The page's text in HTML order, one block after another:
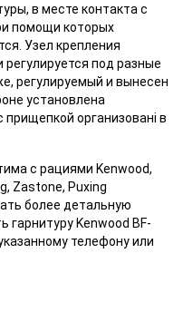
в месте контакта с
помощи которых
Узел крепления
под разные
регулируемый и вынесен
установлена
организовані в
с рациями Kenwood,
Zastone, Puxing
более детальную
гарнитуру Kenwood BF-
телефону или